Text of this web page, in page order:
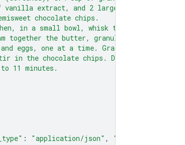
vanilla extract, and 2 large eggs.
chocolate chips.
in a small bowl, whisk together the flour,
the butter, granulated sugar, and
eggs, one at a time. Gradually beat in the
the chocolate chips. Drop by rounded
11 minutes.
: "application/json" , "schema"